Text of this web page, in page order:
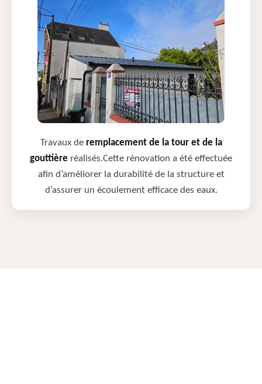
Travaux de remplacement de la tour et de la
gouttière réalisés.Cette rénovation a été effectuée
afin d’améliorer la durabilité de la structure et
d’assurer un écoulement efficace des eaux.